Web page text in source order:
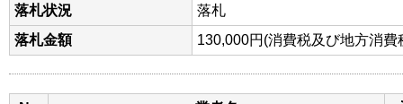
落札状況
落札
落札金額
130,000円(消費税及び地方消費